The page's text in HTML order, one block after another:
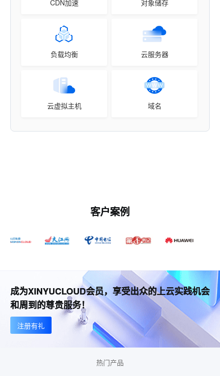
CDN加速 对象储存
负载均衡 云服务器
云虚拟主机 域名
客户案例
成为XINYUCLOUD会员，享受出众的上云实践机会
和周到的尊贵服务！
注册有礼
热门产品